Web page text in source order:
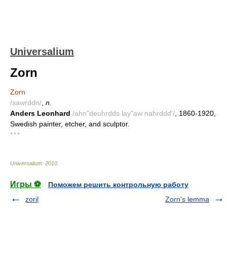
Universalium
Zorn
Zorn
/sawrddn/ n.
Anders Leonhard /ahn"deuhrdds lay"aw nahrddd'/ , 1860-1920,
Swedish painter, etcher, and sculptor.
* * *
Universalium 2010
Игры ⚽
Поможем решить контрольную работу
zoril
Zorn's lemma